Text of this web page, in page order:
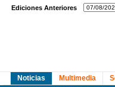
Ediciones Anteriores
Noticias
Multimedia